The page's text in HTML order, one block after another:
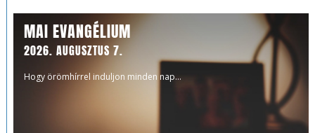
MAI EVANGÉLIUM
2026. AUGUSZTUS 7.
Hogy örömhírrel induljon minden nap...